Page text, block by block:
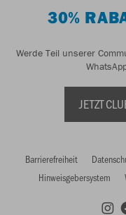
30%
Werde Teil unserer
JETZT
Barrierefreiheit
Hinweisgebersystem